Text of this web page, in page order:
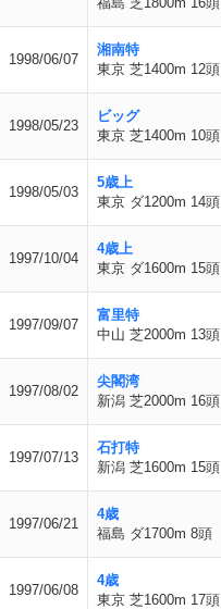
1998/06/07
湘南特
東京 芝1400m 12頭
1998/05/23
ビッグ
東京 芝1400m 10頭
1998/05/03
5歳上
東京 ダ1200m 14頭
1997/10/04
4歳上
東京 ダ1600m 15頭
1997/09/07
富里特
中山 芝2000m 13頭
1997/08/02
尖閣湾
新潟 芝2000m 16頭
1997/07/13
石打特
新潟 芝1600m 15頭
1997/06/21
4歳
福島 ダ1700m 8頭
1997/06/08
4歳
東京 芝1600m 17頭